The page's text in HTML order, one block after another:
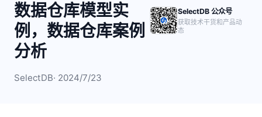
数据仓库模型实
例，数据仓库案例
分析
SelectDB· 2024/7/23
SelectDB 公众号
获取技术干货和产品动
态